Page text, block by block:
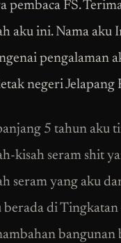
pembaca FS.
aku ini. Nama aku
pengalaman
negeri Jelapang
5 tahun aku
kisah seram shit
seram yang aku
berada di Tingkatan
bangunan